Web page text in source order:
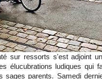
sur ressorts s'est adjoint
élucubrations ludiques qui
sages parents. Samedi